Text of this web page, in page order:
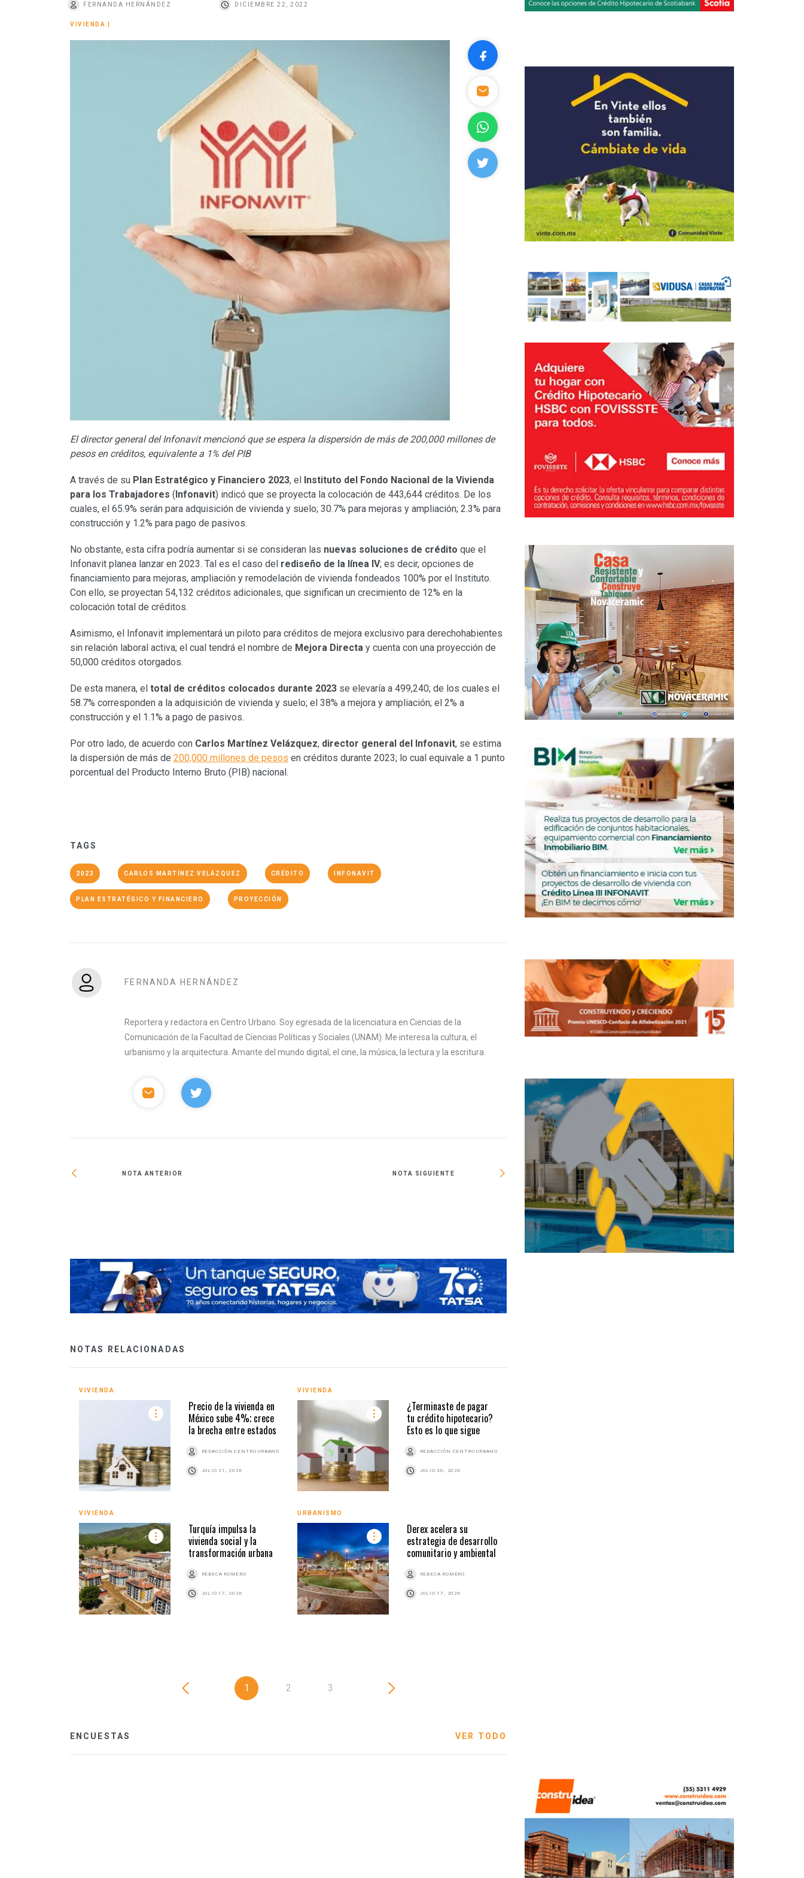
FERNANDA HERNÁNDEZ DICIEMBRE 22, 2022
VIVIENDA
El director general del Infonavit mencionó que se espera la dispersión de más de 200,000 millones de
pesos en créditos, equivalente a 1% del PIB
A través de su Plan Estratégico y Financiero 2023, el
Instituto del Fondo Nacional de la Vivienda
para los Trabajadores ( Infonavit) indicó que se proyecta la colocación de 443,644 créditos. De los
cuales, el 65.9% serán para adquisición de vivienda y suelo; 30.7% para mejoras y ampliación; 2.3% para
construcción y 1.2% para pago de pasivos.
No obstante, esta cifra podría aumentar si se consideran las nuevas soluciones de crédito que el
Infonavit planea lanzar en 2023. Tal es el caso del rediseño de la línea IV; es decir, opciones de
financiamiento para mejoras, ampliación y remodelación de vivienda fondeados 100% por el Instituto.
Con ello, se proyectan 54,132 créditos adicionales, que significan un crecimiento de 12% en la
colocación total de créditos.
Asimismo, el Infonavit implementará un piloto para créditos de mejora exclusivo para derechohabientes
sin relación laboral activa; el cual tendrá el nombre de Mejora Directa y cuenta con una proyección de
50,000 créditos otorgados.
De esta manera, el total de créditos colocados durante 2023 se elevaría a 499,240; de los cuales el
58.7% corresponden a la adquisición de vivienda y suelo; el 38% a mejora y ampliación; el 2% a
construcción y el 1.1% a pago de pasivos.
Por otro lado, de acuerdo con Carlos Martínez Velázquez, director general del Infonavit, se estima
la dispersión de más de 200,000 millones de pesos en créditos durante 2023; lo cual equivale a 1 punto
porcentual del Producto Interno Bruto (PIB) nacional.
TAGS
2023 CARLOS MARTÍNEZ VELÁZQUEZ CRÉDITO INFONAVIT
PLAN ESTRATÉGICO Y FINANCIERO PROYECCIÓN
FERNANDA HERNÁNDEZ
Reportera y redactora en Centro Urbano. Soy egresada de la licenciatura en Ciencias de la
Comunicación de la Facultad de Ciencias Políticas y Sociales (UNAM). Me interesa la cultura, el
urbanismo y la arquitectura. Amante del mundo digital, el cine, la música, la lectura y la escritura.
NOTA ANTERIOR NOTA SIGUIENTE
Puebla necesita incentivos para desarrollar
mercado industrial
NOTAS RELACIONADAS
VIVIENDA
Precio de la vivienda en
México sube 4%; crece
la brecha entre estados
REDACCIÓN CENTRO URBANO
JULIO 21, 2026
VIVIENDA
¿Terminaste de pagar
tu crédito hipotecario?
Esto es lo que sigue
REDACCIÓN CENTRO URBANO
JULIO 20, 2026
VIVIENDA
Turquía impulsa la
vivienda social y la
transformación urbana
REBECA ROMERO
JULIO 17, 2026
URBANISMO
Derex acelera su
estrategia de desarrollo
comunitario y ambiental
REBECA ROMERO
JULIO 17, 2026
1 2 3
ENCUESTAS VER TODO